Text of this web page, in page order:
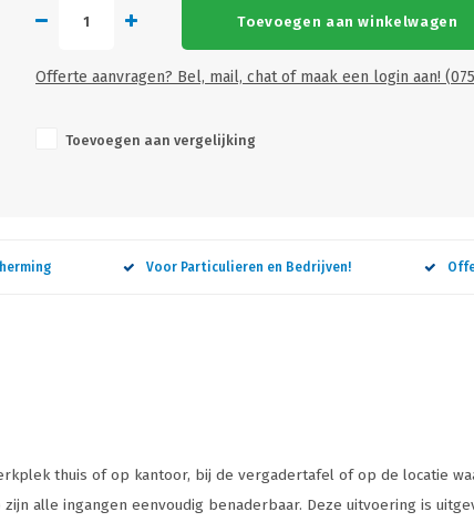
Toevoegen aan winkelwagen
Offerte aanvragen? Bel, mail, chat of maak een login aan!
Toevoegen aan vergelijking
Voor Particulieren en Bedrijven!
thuis of op kantoor, bij de vergadertafel of op de locatie
alle ingangen eenvoudig benaderbaar. Deze uitvoering is